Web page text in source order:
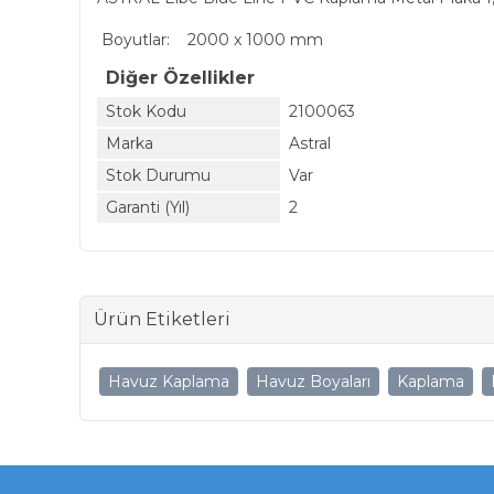
Boyutlar: 2000 x 1000 mm
Diğer Özellikler
Stok Kodu
2100063
Marka
Astral
Stok Durumu
Var
Garanti (Yıl)
2
Ürün Etiketleri
Havuz Kaplama Havuz Boyaları Kaplama